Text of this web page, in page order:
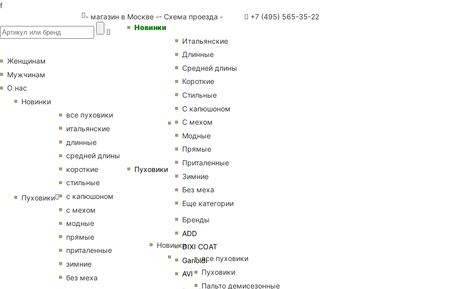
f
- магазин в Москве -- Схема проезда - +7 (495) 565-35-22
Новинки
Пуховики
Итальянские
Длинные
Средней длины
Короткие
Стильные
С капюшоном
С мехом
Модные
Прямые
Приталенные
Зимние
Без меха
Еще категории
Бренды
ADD
DIXI COAT
Garioldi
AVI
Женщинам
Мужчинам
О нас
Новинки
Пуховики
все пуховики
итальянские
длинные
средней длины
короткие
стильные
с капюшоном
с мехом
модные
прямые
приталенные
зимние
без меха
Новинки
все пуховики
Пуховики
Пальто демисезонные